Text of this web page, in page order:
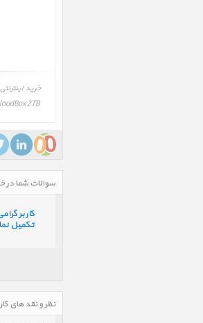
2TB
سوالات شما در
کاربر
تکمیل
نظر و نقد های